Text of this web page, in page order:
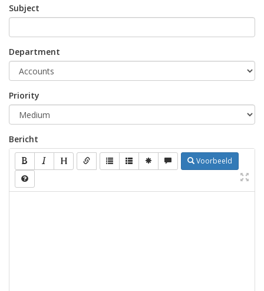
Subject
Department
Priority
Bericht
Voorbeeld